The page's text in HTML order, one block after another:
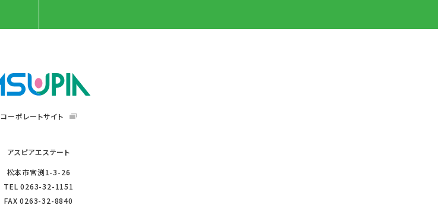
コーポレートサイト
アスピアエステート
松本市宮渕1-3-26
TEL0263-32-1151
FAX0263-32-8840